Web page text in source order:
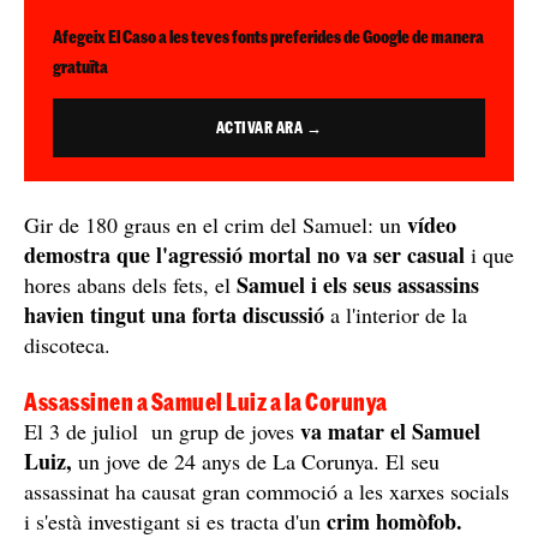
Afegeix El Caso a les teves fonts preferides de Google de manera
gratuïta
ACTIVAR ARA →
Gir de 180 graus en el crim del Samuel: un vídeo
demostra que l'agressió mortal no va ser casual i que
hores abans dels fets, el Samuel i els seus assassins
havien tingut una forta discussió a l'interior de la
discoteca.
Assassinen a Samuel Luiz a la Corunya
El 3 de juliol un grup de joves va matar el Samuel
Luiz, un jove de 24 anys de La Corunya. El seu
assassinat ha causat gran commoció a les xarxes socials
i s'està investigant si es tracta d'un crim homòfob.